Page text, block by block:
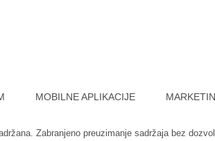
MOBILNE APLIKACIJE
Zabranjeno preuzimanje sadržaja bez